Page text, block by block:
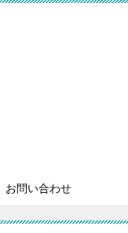
お問い合わせ